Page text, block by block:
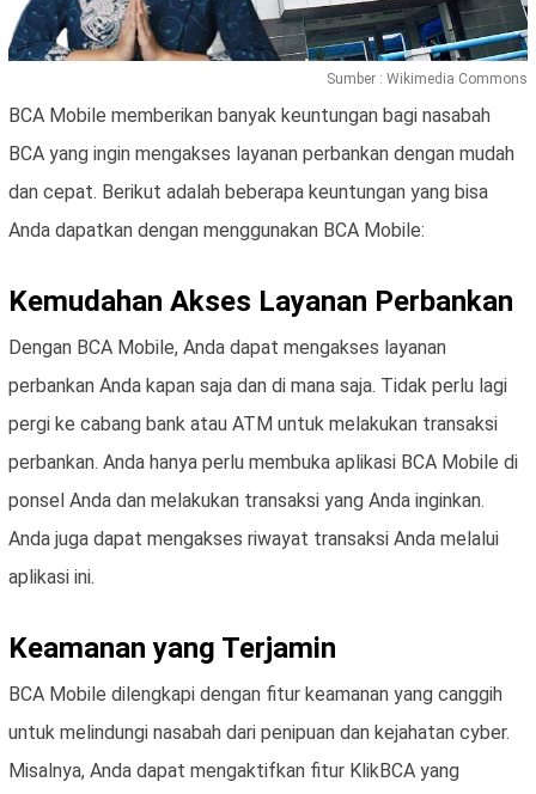
Sumber : Wikimedia Commons
BCA Mobile memberikan banyak keuntungan bagi nasabah
BCA yang ingin mengakses layanan perbankan dengan mudah
dan cepat. Berikut adalah beberapa keuntungan yang bisa
Anda dapatkan dengan menggunakan BCA Mobile:
Kemudahan Akses Layanan Perbankan
Dengan BCA Mobile, Anda dapat mengakses layanan
perbankan Anda kapan saja dan di mana saja. Tidak perlu lagi
pergi ke cabang bank atau ATM untuk melakukan transaksi
perbankan. Anda hanya perlu membuka aplikasi BCA Mobile di
ponsel Anda dan melakukan transaksi yang Anda inginkan.
Anda juga dapat mengakses riwayat transaksi Anda melalui
aplikasi ini.
Keamanan yang Terjamin
BCA Mobile dilengkapi dengan fitur keamanan yang canggih
untuk melindungi nasabah dari penipuan dan kejahatan cyber.
Misalnya, Anda dapat mengaktifkan fitur KlikBCA yang